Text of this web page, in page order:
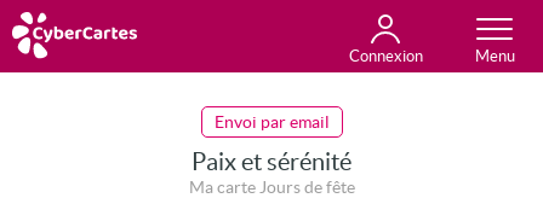
Connexion
Toutes les cartes
Envoi par email
Paix et sérénité
Ma carte Jours de fête